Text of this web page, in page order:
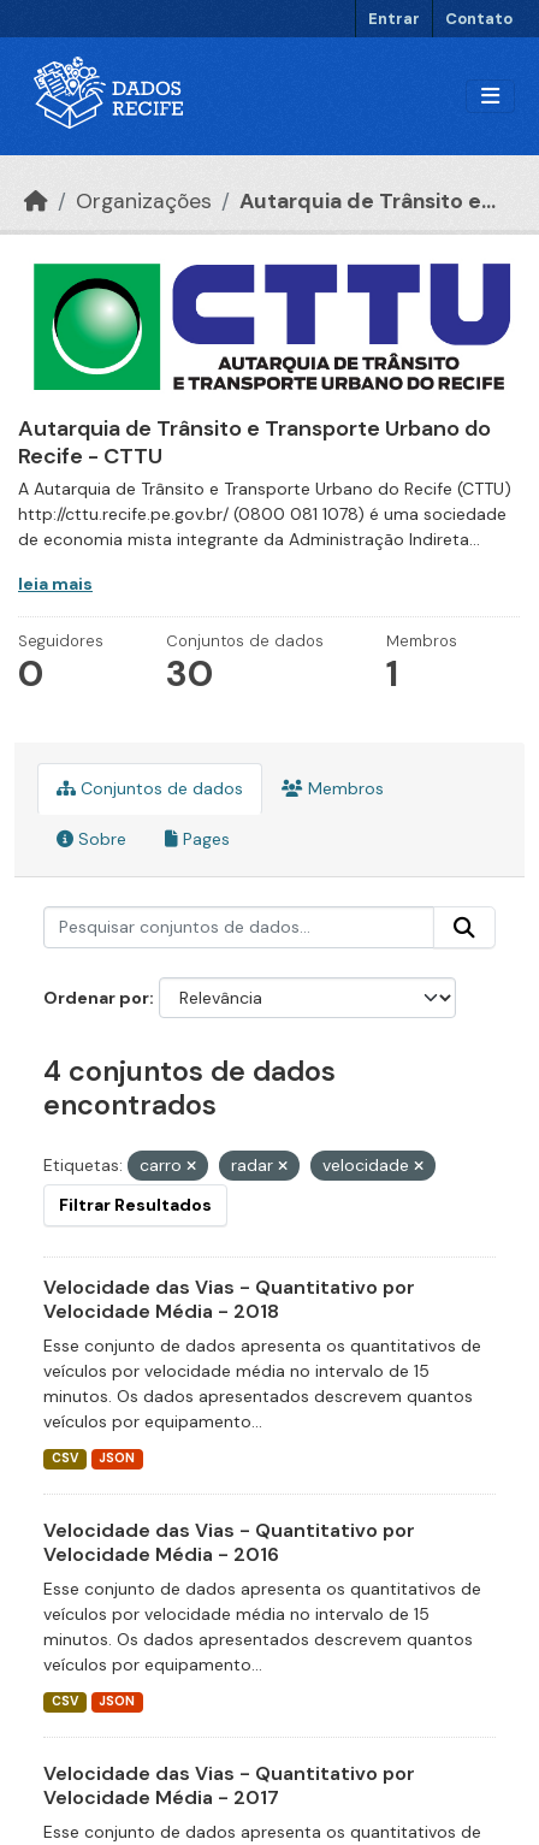
Entrar Contato
Organizações Autarquia de Trânsito e...
Autarquia de Trânsito e Transporte Urbano do
Recife - CTTU
A Autarquia de Trânsito e Transporte Urbano do Recife (CTTU)
http://cttu.recife.pe.gov.br/ (0800 081 1078) é uma sociedade
de economia mista integrante da Administração Indireta...
leia mais
Seguidores
0
Conjuntos de dados
30
Membros
1
Conjuntos de dados Membros
Sobre Pages
Ordenar por
4 conjuntos de dados
encontrados
Etiquetas: carro radar
velocidade
Filtrar Resultados
Velocidade das Vias - Quantitativo por
Velocidade Média - 2018
Esse conjunto de dados apresenta os quantitativos de
veículos por velocidade média no intervalo de 15
minutos. Os dados apresentados descrevem quantos
veículos por equipamento...
CSV JSON
Velocidade das Vias - Quantitativo por
Velocidade Média - 2016
Esse conjunto de dados apresenta os quantitativos de
veículos por velocidade média no intervalo de 15
minutos. Os dados apresentados descrevem quantos
veículos por equipamento...
CSV JSON
Velocidade das Vias - Quantitativo por
Velocidade Média - 2017
Esse conjunto de dados apresenta os quantitativos de